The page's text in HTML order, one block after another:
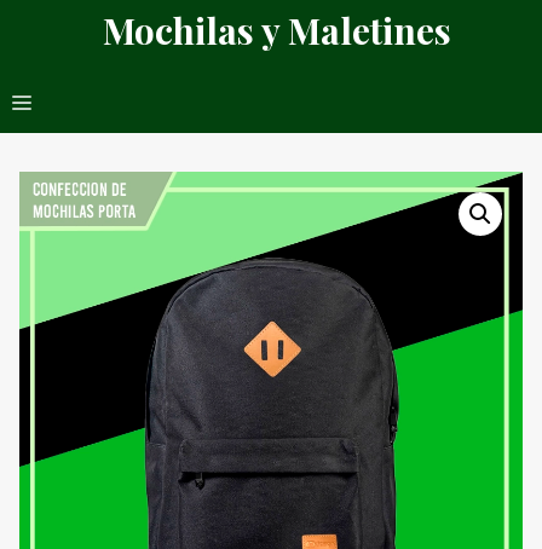
Mochilas y Maletines
Menú